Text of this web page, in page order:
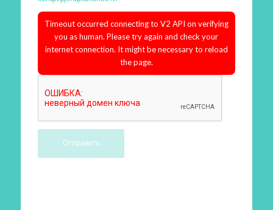
Timeout occurred connecting to V2 API on verifying
you as human. Please try again and check your
internet connection. It might be necessary to reload
the page.